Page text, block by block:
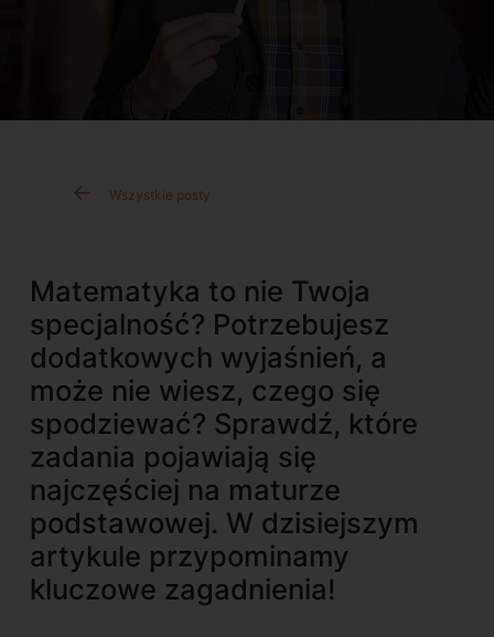
Wszystkie posty
Matematyka to nie Twoja
specjalność? Potrzebujesz
dodatkowych wyjaśnień, a
może nie wiesz, czego się
spodziewać? Sprawdź, które
zadania pojawiają się
najczęściej na maturze
podstawowej. W dzisiejszym
artykule przypominamy
kluczowe zagadnienia!